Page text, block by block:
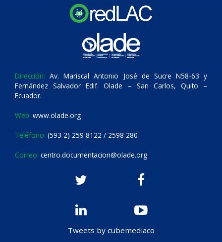
Dirección: Av. Mariscal Antonio José de Sucre N58-63 y
Fernández Salvador Edif. Olade – San Carlos, Quito –
Ecuador.
Web: www.olade.org
Teléfono: (593 2) 259 8122 / 2598 280
Correo: centro.documentacion@olade.org
Tweets by cubemediaco